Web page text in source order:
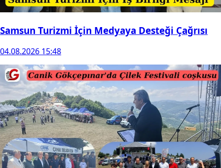
Samsun Turizmi İçin Medyaya Desteği Çağrısı
04.08.2026 15:48